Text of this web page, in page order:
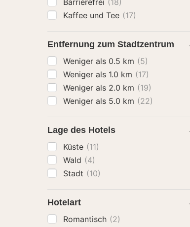
Barrierefrei (18)
Kaffee und Tee (17)
Entfernung zum Stadtzentrum
Weniger als 0.5 km (5)
Weniger als 1.0 km (17)
Weniger als 2.0 km (19)
Weniger als 5.0 km (22)
Lage des Hotels
Küste (11)
Wald (4)
Stadt (10)
Hotelart
Romantisch (2)